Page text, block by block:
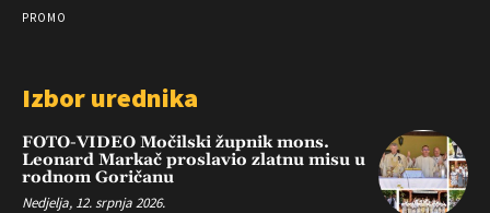
PROMO
Izbor urednika
FOTO-VIDEO Močilski župnik mons.
Leonard Markač proslavio zlatnu misu u
rodnom Goričanu
Nedjelja, 12. srpnja 2026.